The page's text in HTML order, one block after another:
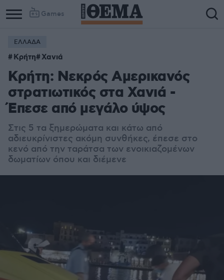
Games
ΕΛΛΑΔΑ
Κρήτη Χανιά
Κρήτη: Νεκρός Αμερικανός
στρατιωτικός στα Χανιά -
Έπεσε από μεγάλο ύψος
Στις 5 τα ξημερώματα και κάτω από
αδιευκρίνιστες ακόμη συνθήκες, έπεσε στο
κενό από την ταράτσα των ενοικιαζομένων
δωματίων όπου και διέμενε